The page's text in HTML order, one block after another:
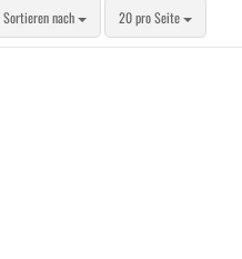
Sortieren nach
Sortieren nach 20 pro Seite
pro Seite